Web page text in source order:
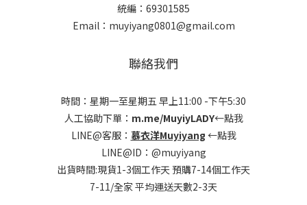
統編：69301585
Email：muyiyang0801@gmail.com
聯絡我們
時間：星期一至星期五 早上11:00 -下午5:30
人工協助下單： m.me/MuyiyLADY←點我
LINE@客服： 慕衣洋Muyiyang ←點我
LINE@ID：@muyiyang
出貨時間:現貨1-3個工作天 預購7-14個工作天
7-11/全家 平均運送天數2-3天